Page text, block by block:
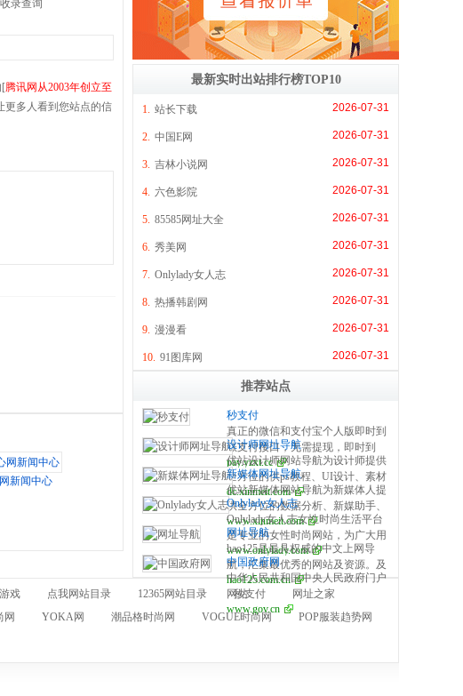
录查询
[腾讯网从2003年创立至
更多人看到您站点的信
新闻中心
最新实时出站排行榜TOP10
1. 站长下载 2026-07-31
2. 中国E网 2026-07-31
3. 吉林小说网 2026-07-31
4. 六色影院 2026-07-31
5. 85585网址大全 2026-07-31
6. 秀美网 2026-07-31
7. Onlylady女人志 2026-07-31
8. 热播韩剧网 2026-07-31
9. 漫漫看 2026-07-31
10. 91图库网 2026-07-31
推荐站点
秒支付
真正的微信和支付宝个人版即时到
账支付接口，无需提现，即时到
账，100%资金安全，彩虹系统合
作服务商，无需手续费，无需人工
操作，是个人收款的最佳解决方
案。
pay.yzxt.cc
设计师网址导航
优站设计师网站导航为设计师提供
全方位的供ps教程、UI设计、素材
下载、高清图库、配色方案、用户
体验、网页设计等全方位设计师网
站导航指引。每周更新及时，同时
是优站网（YOUZHAN.CO）旗下
最实用、最专业、最全面、最好用
的设计师网址导航！
dc.xinmeit.com
新媒体网址导航
优站新媒体网站导航为新媒体人提
供全方位的数据分析、新媒助手、
必备的工具资源、自媒体平台、运
营营销、学习创业等全方位新媒体
网站导航指引。每周更新及时，同
时是优站网（YOUZHAN.CO）旗
下最实用、最专业、最全面、最好
用的新媒体网址导航！
www.xinmeit.com
Onlylady女人志
Onlylady女人志女性时尚生活平台
是专业的女性时尚网站，为广大用
户提供专业的时尚潮流、美容方
法、流行趋势、服饰时装资讯，打
造专业时尚、美容、生活、达人、
互动平台。
www.onlylady.com
网址导航
hao125是最具权威的中文上网导
航，汇集最优秀的网站及资源。及
时收录影视、音乐、小说、游戏等
分类的网址和内容，让您的网络生
活更简单精彩。上网，从hao125开
hao125.com.cn
中国政府网
中华人民共和国中央人民政府门户
网站
www.gov.cn
戏 点我网站目录 12365网站目录 秒支付
网址之家
网 YOKA网 潮品格时尚网 VOGUE时尚网
POP服装趋势网